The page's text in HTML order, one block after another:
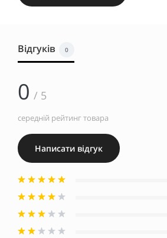
Відгуків 0
0 / 5
середній рейтинг товара
Написати відгук